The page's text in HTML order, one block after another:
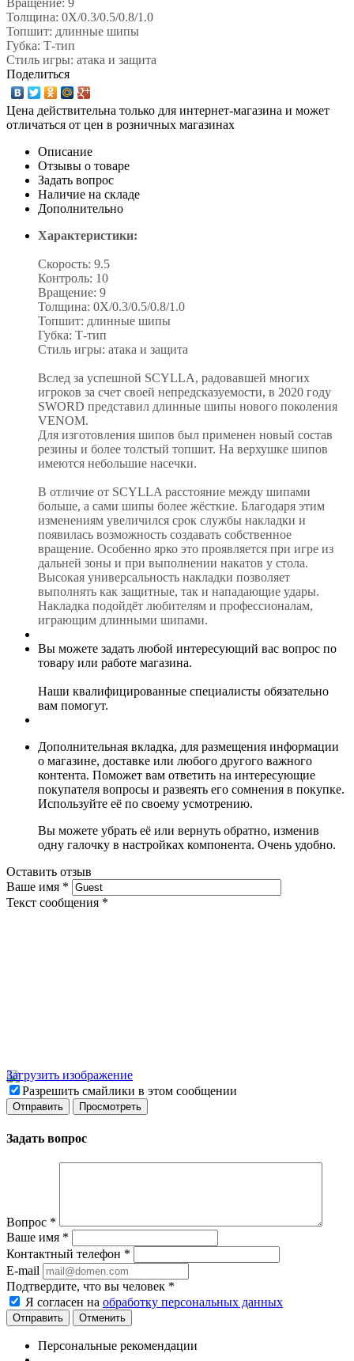
Толщина: 0Х/0.3/0.5/0.8/1.0
Топшит: длинные шипы
Губка: Т-тип
Стиль игры: атака и защита
Поделиться
Цена действительна только для интернет-магазина и может
отличаться от цен в розничных магазинах
Описание
Отзывы о товаре
Задать вопрос
Наличие на складе
Дополнительно
Характеристики:
Скорость: 9.5
Контроль: 10
Вращение: 9
Толщина: 0Х/0.3/0.5/0.8/1.0
Топшит: длинные шипы
Губка: Т-тип
Стиль игры: атака и защита
Вслед за успешной SCYLLA, радовавшей многих
игроков за счет своей непредсказуемости, в 2020 году
SWORD представил длинные шипы нового поколения
VENOM.
Для изготовления шипов был применен новый состав
резины и более толстый топшит. На верхушке шипов
имеются небольшие насечки.
В отличие от SCYLLA расстояние между шипами
больше, а сами шипы более жёсткие. Благодаря этим
изменениям увеличился срок службы накладки и
появилась возможность создавать собственное
вращение. Особенно ярко это проявляется при игре из
дальней зоны и при выполнении накатов у стола.
Высокая универсальность накладки позволяет
выполнять как защитные, так и нападающие удары.
Накладка подойдёт любителям и профессионалам,
играющим длинными шипами.
Вы можете задать любой интересующий вас вопрос по
товару или работе магазина.
Наши квалифицированные специалисты обязательно
вам помогут.
Дополнительная вкладка, для размещения информации
о магазине, доставке или любого другого важного
контента. Поможет вам ответить на интересующие
покупателя вопросы и развеять его сомнения в покупке.
Используйте её по своему усмотрению.
Вы можете убрать её или вернуть обратно, изменив
одну галочку в настройках компонента. Очень удобно.
Оставить отзыв
Ваше имя *
Текст сообщения *
Загрузить изображение
Разрешить смайлики в этом сообщении
Задать вопрос
Вопрос *
Ваше имя *
Контактный телефон *
E-mail
Подтвердите, что вы человек *
Я согласен на обработку персональных данных
Отменить
Персональные рекомендации